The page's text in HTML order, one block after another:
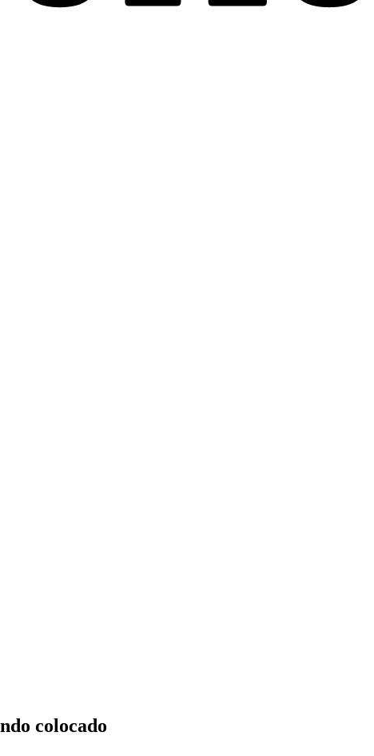
colocado